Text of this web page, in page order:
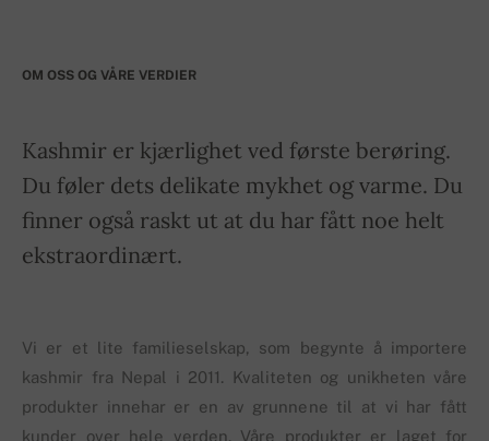
OM OSS OG VÅRE VERDIER
Kashmir er kjærlighet ved første berøring.
Du føler dets delikate mykhet og varme. Du
finner også raskt ut at du har fått noe helt
ekstraordinært.
Vi er et lite familieselskap, som begynte å importere
kashmir fra Nepal i 2011. Kvaliteten og unikheten våre
produkter innehar er en av grunnene til at vi har fått
kunder over hele verden. Våre produkter er laget for